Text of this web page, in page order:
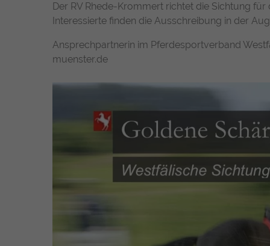
Der RV Rhede-Krommert richtet die Sichtung
Interessierte finden die Ausschreibung in der
Ansprechpartnerin im Pferdesportverband
muenster.de